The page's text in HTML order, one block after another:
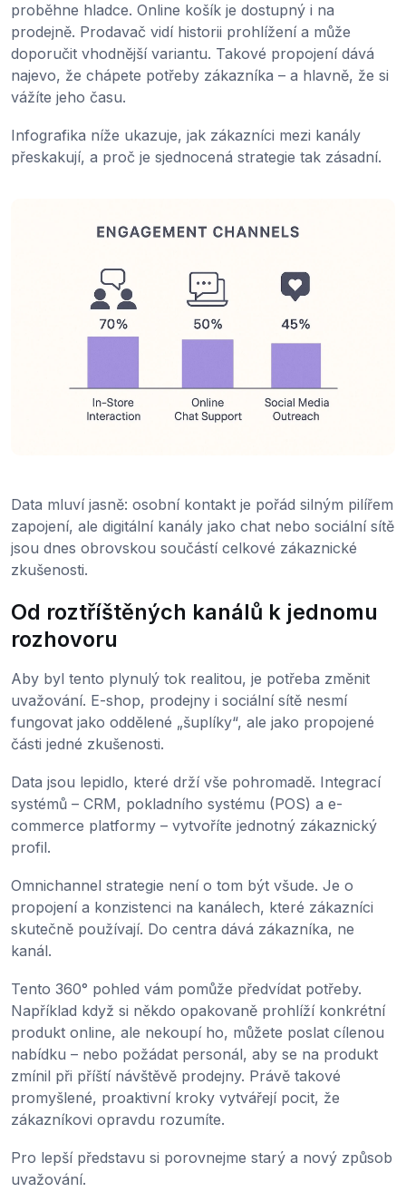
proběhne hladce. Online košík je dostupný i na
prodejně. Prodavač vidí historii prohlížení a může
doporučit vhodnější variantu. Takové propojení dává
najevo, že chápete potřeby zákazníka – a hlavně, že si
vážíte jeho času.
Infografika níže ukazuje, jak zákazníci mezi kanály
přeskakují, a proč je sjednocená strategie tak zásadní.
Data mluví jasně: osobní kontakt je pořád silným pilířem
zapojení, ale digitální kanály jako chat nebo sociální sítě
jsou dnes obrovskou součástí celkové zákaznické
zkušenosti.
Od roztříštěných kanálů k jednomu
rozhovoru
Aby byl tento plynulý tok realitou, je potřeba změnit
uvažování. E-shop, prodejny i sociální sítě nesmí
fungovat jako oddělené „šuplíky“, ale jako propojené
části jedné zkušenosti.
Data jsou lepidlo, které drží vše pohromadě. Integrací
systémů – CRM, pokladního systému (POS) a e-
commerce platformy – vytvoříte jednotný zákaznický
profil.
Omnichannel strategie není o tom být všude. Je o
propojení a konzistenci na kanálech, které zákazníci
skutečně používají. Do centra dává zákazníka, ne
kanál.
Tento 360° pohled vám pomůže předvídat potřeby.
Například když si někdo opakovaně prohlíží konkrétní
produkt online, ale nekoupí ho, můžete poslat cílenou
nabídku – nebo požádat personál, aby se na produkt
zmínil při příští návštěvě prodejny. Právě takové
promyšlené, proaktivní kroky vytvářejí pocit, že
zákazníkovi opravdu rozumíte.
Pro lepší představu si porovnejme starý a nový způsob
uvažování.